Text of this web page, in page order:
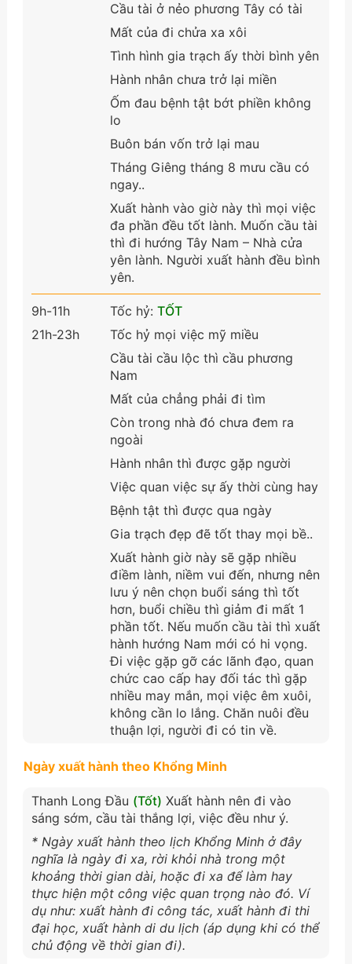
Cầu tài ở nẻo phương Tây có tài
Mất của đi chửa xa xôi
Tình hình gia trạch ấy thời bình yên
Hành nhân chưa trở lại miền
Ốm đau bệnh tật bớt phiền không
lo
Buôn bán vốn trở lại mau
Tháng Giêng tháng 8 mưu cầu có
ngay..
Xuất hành vào giờ này thì mọi việc
đa phần đều tốt lành. Muốn cầu tài
thì đi hướng Tây Nam – Nhà cửa
yên lành. Người xuất hành đều bình
yên.
9h-11h
21h-23h
Tốc hỷ: TỐT
Tốc hỷ mọi việc mỹ miều
Cầu tài cầu lộc thì cầu phương
Nam
Mất của chẳng phải đi tìm
Còn trong nhà đó chưa đem ra
ngoài
Hành nhân thì được gặp người
Việc quan việc sự ấy thời cùng hay
Bệnh tật thì được qua ngày
Gia trạch đẹp đẽ tốt thay mọi bề..
Xuất hành giờ này sẽ gặp nhiều
điềm lành, niềm vui đến, nhưng nên
lưu ý nên chọn buổi sáng thì tốt
hơn, buổi chiều thì giảm đi mất 1
phần tốt. Nếu muốn cầu tài thì xuất
hành hướng Nam mới có hi vọng.
Đi việc gặp gỡ các lãnh đạo, quan
chức cao cấp hay đối tác thì gặp
nhiều may mắn, mọi việc êm xuôi,
không cần lo lắng. Chăn nuôi đều
thuận lợi, người đi có tin về.
Ngày xuất hành theo Khổng Minh
Thanh Long Đầu (Tốt) Xuất hành nên đi vào
sáng sớm, cầu tài thắng lợi, việc đều như ý.
* Ngày xuất hành theo lịch Khổng Minh ở đây
nghĩa là ngày đi xa, rời khỏi nhà trong một
khoảng thời gian dài, hoặc đi xa để làm hay
thực hiện một công việc quan trọng nào đó. Ví
dụ như: xuất hành đi công tác, xuất hành đi thi
đại học, xuất hành di du lịch (áp dụng khi có thể
chủ động về thời gian đi).